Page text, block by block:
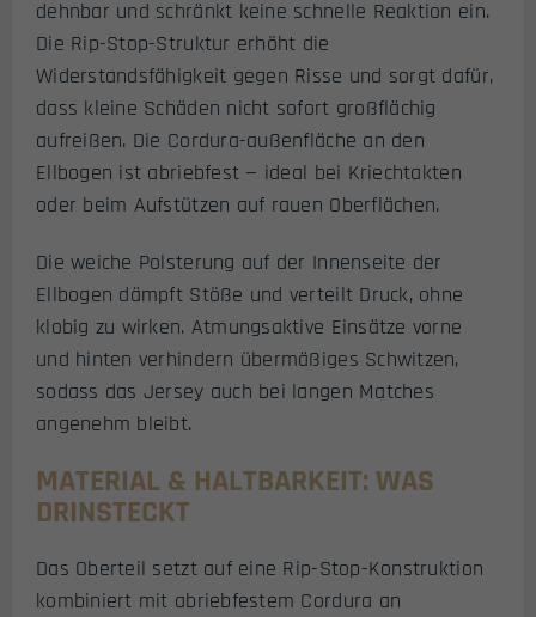
dehnbar und schränkt keine schnelle Reaktion ein.
Die Rip-Stop-Struktur erhöht die
Widerstandsfähigkeit gegen Risse und sorgt dafür,
dass kleine Schäden nicht sofort großflächig
aufreißen. Die Cordura-außenfläche an den
Ellbogen ist abriebfest — ideal bei Kriechtakten
oder beim Aufstützen auf rauen Oberflächen.
Die weiche Polsterung auf der Innenseite der
Ellbogen dämpft Stöße und verteilt Druck, ohne
klobig zu wirken. Atmungsaktive Einsätze vorne
und hinten verhindern übermäßiges Schwitzen,
sodass das Jersey auch bei langen Matches
angenehm bleibt.
MATERIAL & HALTBARKEIT: WAS
DRINSTECKT
Das Oberteil setzt auf eine Rip-Stop-Konstruktion
kombiniert mit abriebfestem Cordura an